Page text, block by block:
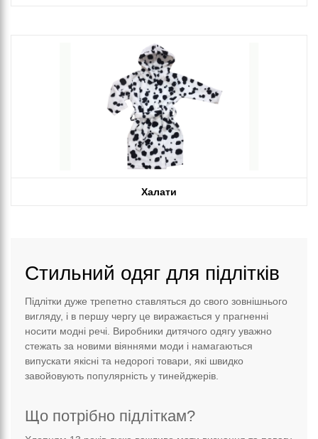
Халати
Стильний одяг для підлітків
Підлітки дуже трепетно ставляться до свого зовнішнього
вигляду, і в першу чергу це виражається у прагненні
носити модні речі. Виробники дитячого одягу уважно
стежать за новими віяннями моди і намагаються
випускати якісні та недорогі товари, які швидко
завойовують популярність у тинейджерів.
Що потрібно підліткам?